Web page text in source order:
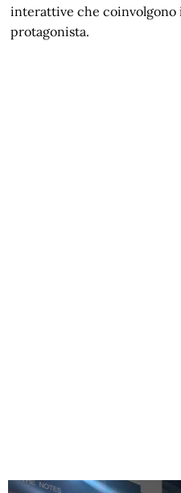
interattive che coinvolgono
protagonista.